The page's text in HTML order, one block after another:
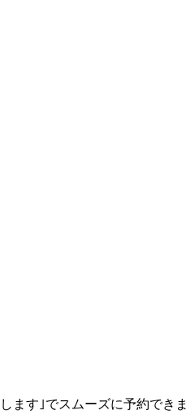
ます｣でスムーズに予約できま